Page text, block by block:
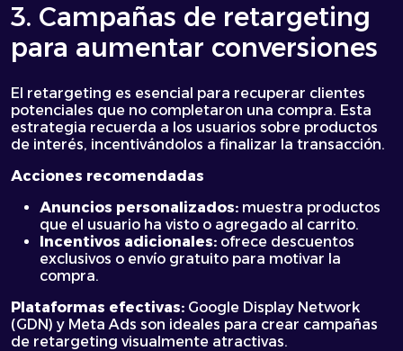
3. Campañas de retargeting
para aumentar conversiones
El retargeting es esencial para recuperar clientes
potenciales que no completaron una compra. Esta
estrategia recuerda a los usuarios sobre productos
de interés, incentivándolos a finalizar la transacción.
Acciones recomendadas
Anuncios personalizados: muestra productos
que el usuario ha visto o agregado al carrito.
Incentivos adicionales: ofrece descuentos
exclusivos o envío gratuito para motivar la
compra.
Plataformas efectivas: Google Display Network
(GDN) y Meta Ads son ideales para crear campañas
de retargeting visualmente atractivas.